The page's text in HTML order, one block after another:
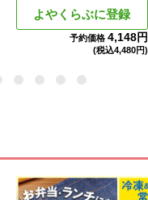
よやくらぶに登録
予約価格 4,148円
(税込4,480円)